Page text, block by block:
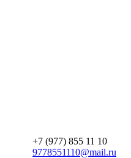
+7 (977) 855 11 10
9778551110@mail.ru